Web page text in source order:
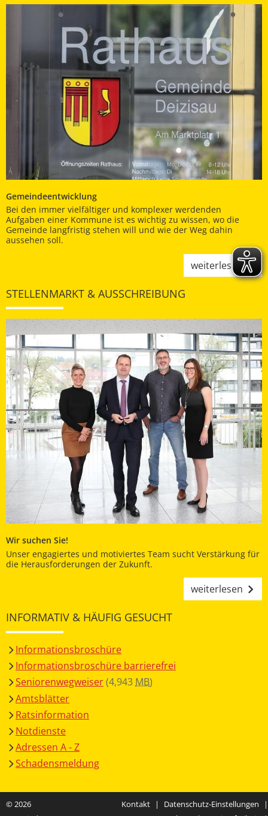
Gemeindeentwicklung
Bei den immer vielfältiger und komplexer werdenden
Aufgaben einer Kommune ist es wichtig zu wissen, wo die
Gemeinde langfristig stehen will und wie der Weg dahin
aussehen soll.
weiterlesen
STELLENMARKT & AUSSCHREIBUNG
Wir suchen Sie!
Unser engagiertes und motiviertes Team sucht Verstärkung für
die Herausforderungen der Zukunft.
weiterlesen
INFORMATIV & HÄUFIG GESUCHT
Informationsbroschüre
Informationsbroschüre barrierefrei
Seniorenwegweiser(4,943MB)
Amtsblätter
Ratsinformation
Notdienste
Adressen A - Z
Schadensmeldung
© 2026
Kontakt | Datenschutz-Einstellungen
|